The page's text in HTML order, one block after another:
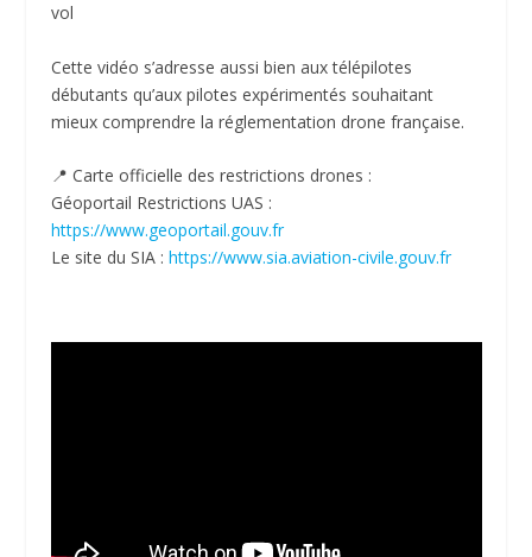
vol
Cette vidéo s’adresse aussi bien aux télépilotes
débutants qu’aux pilotes expérimentés souhaitant
mieux comprendre la réglementation drone française.
📍 Carte officielle des restrictions drones :
Géoportail Restrictions UAS :
https://www.geoportail.gouv.fr
Le site du SIA : https://www.sia.aviation-civile.gouv.fr